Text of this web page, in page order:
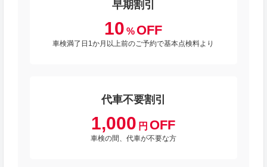
早期割引
10% OFF
車検満了日1か月以上前のご予約で基本点検料より
代車不要割引
1,000円 OFF
車検の間、代車が不要な方